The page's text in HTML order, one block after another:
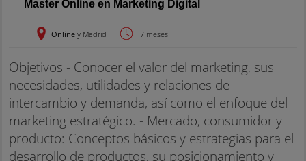
Master Online en Marketing Digital
Online y Madrid 7 meses
Objetivos - Conocer el valor del marketing, sus
necesidades, utilidades y relaciones de
intercambio y demanda, así como el enfoque del
marketing estratégico. - Mercado, consumidor y
producto: Conceptos básicos y estrategias para el
desarrollo de productos, su posicionamiento y